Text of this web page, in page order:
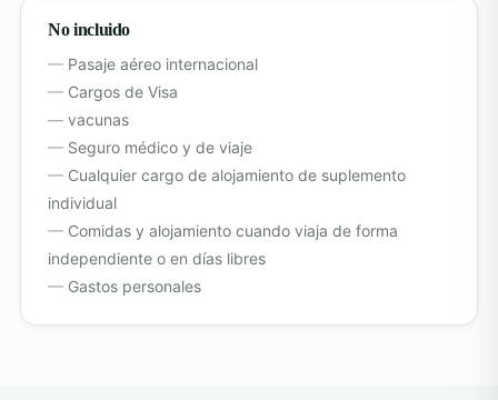
No incluido
Pasaje aéreo internacional
Cargos de Visa
vacunas
Seguro médico y de viaje
Cualquier cargo de alojamiento de suplemento
individual
Comidas y alojamiento cuando viaja de forma
independiente o en días libres
Gastos personales